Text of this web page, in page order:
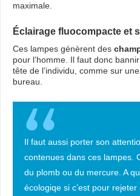
maximale.
Éclairage fluocompacte et
Ces lampes génèrent des
pour l’homme. Il faut donc
tête de l’individu, comme sur
bureau.
Il faut aussi porter son
contenues dans ces lampes.
du plomb ou du mercure. A
écologiqe si c’est pour